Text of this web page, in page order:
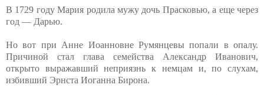
В 1729 году Мария родила мужу дочь Прасковью, а еще через
год — Дарью.
Но вот при Анне Иоанновне Румянцевы попали в опалу.
Причиной стал глава семейства Александр Иванович,
открыто выражавший неприязнь к немцам и, по слухам,
избивший Эрнста Иоганна Бирона.